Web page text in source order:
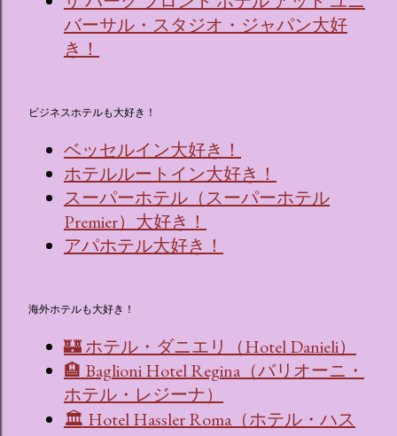
バーサル・スタジオ・ジャパン大好
き！
ビジネスホテルも大好き！
ベッセルイン大好き！
ホテルルートイン大好き！
スーパーホテル（スーパーホテル
Premier）大好き！
アパホテル大好き！
海外ホテルも大好き！
🏰 ホテル・ダニエリ（Hotel Danieli）
🏨 Baglioni Hotel Regina（バリオーニ・
ホテル・レジーナ）
🏛 Hotel Hassler Roma（ホテル・ハス